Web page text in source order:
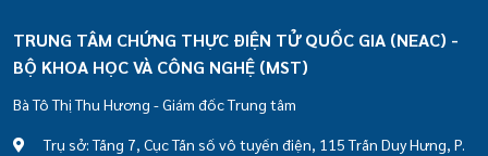
TRUNG TÂM CHỨNG THỰC ĐIỆN TỬ QUỐC GIA (NEAC) -
BỘ KHOA HỌC VÀ CÔNG NGHỆ (MST)
Bà Tô Thị Thu Hương - Giám đốc Trung tâm
Trụ sở: Tầng 7, Cục Tần số vô tuyến điện, 115 Trần Duy Hưng, P.